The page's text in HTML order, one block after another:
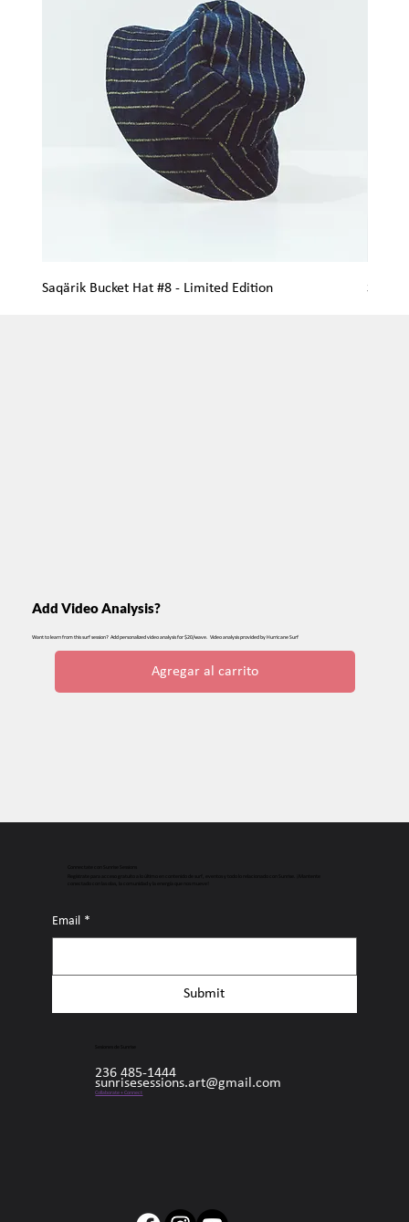
Saqärik Bucket Hat #8 - Limited Edition
Add Video Analysis?
Want to learn from this surf session? Add personalized video analysis for $20/wave. Video analysis provided by Hurricane Surf
Agregar al carrito
Regístrate para acceso gratuito a lo último en contenido de surf, eventos y todo lo relacionado con Sunrise. ¡Mantente
conectado con las olas, la comunidad y la energía que nos mueve!
Email *
Submit
236 485-1444
sunrisesessions.art@gmail.com
Collaborate + Connect